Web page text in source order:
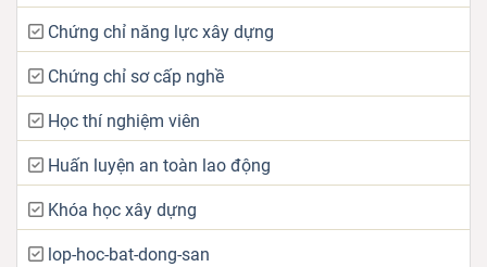
Chứng chỉ năng lực xây dựng
Chứng chỉ sơ cấp nghề
Học thí nghiệm viên
Huấn luyện an toàn lao động
Khóa học xây dựng
lop-hoc-bat-dong-san